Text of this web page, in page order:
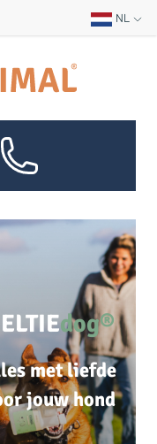
NL
dog®
met liefde
jouw hond